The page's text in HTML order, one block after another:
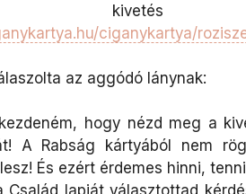
ciganykartya/
az aggódó lánynak:
hogy nézd meg a
A Rabság kártyából nem
És ezért érdemes hinni,
Család lapját választottad